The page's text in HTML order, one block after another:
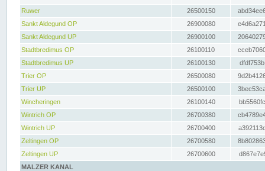
Ruwer
26500150
Sankt Aldegund OP
26900080
Sankt Aldegund UP
26900100
Stadtbredimus OP
26100110
Stadtbredimus UP
26100130
Trier OP
26500080
Trier UP
26500100
Wincheringen
26100140
Wintrich OP
26700380
Wintrich UP
26700400
Zeltingen OP
26700580
Zeltingen UP
26700600
MALZER KANAL